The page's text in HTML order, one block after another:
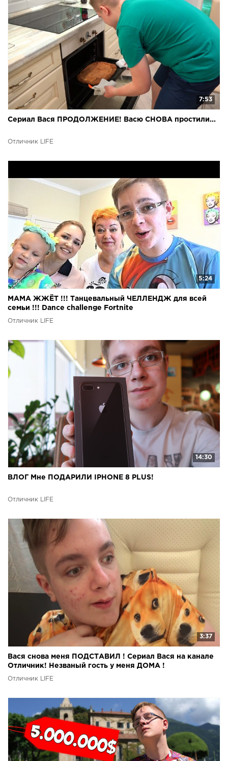
7:53
Сериал Вася ПРОДОЛЖЕНИЕ! Васю СНОВА простили...
Отличник LIFE
5:24
МАМА ЖЖЁТ !!! Танцевальный ЧЕЛЛЕНДЖ для всей
семьи !!! Dance challenge Fortnite
Отличник LIFE
14:30
ВЛОГ Мне ПОДАРИЛИ IPHONE 8 PLUS!
Отличник LIFE
3:37
Вася снова меня ПОДСТАВИЛ ! Сериал Вася на канале
Отличник! Незваный гость у меня ДОМА !
Отличник LIFE